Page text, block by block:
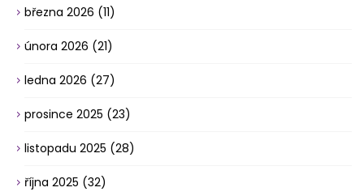
března 2026 (11)
února 2026 (21)
ledna 2026 (27)
prosince 2025 (23)
listopadu 2025 (28)
října 2025 (32)